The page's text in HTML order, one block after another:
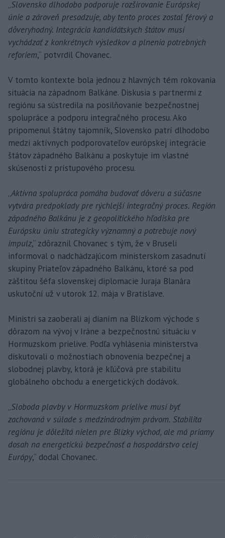
„Slovensko dlhodobo podporuje rozširovanie Európskej
únie a zároveň presadzuje, aby tento proces zostal férový a
dôveryhodný. Integrácia kandidátskych štátov musí
vychádzať z konkrétnych výsledkov a plnenia potrebných
reforiem,“ potvrdil Chovanec.
V tomto kontexte bola jednou z hlavných tém rokovania
situácia na západnom Balkáne. Diskusia s partnermi z
regiónu sa sústredila na posilňovanie bezpečnostnej
spolupráce a podporu integračného procesu. Ako
pripomenul štátny tajomník, Slovensko patrí dlhodobo
medzi aktívnych podporovateľov európskej integrácie
štátov západného Balkánu a poskytuje im vlastné
skúsenosti z prístupového procesu.
„Aktívna spolupráca pomáha budovať dôveru a súčasne
vytvára predpoklady pre rýchlejší integračný proces. Región
západného Balkánu je z geopolitického hľadiska pre
Európsku úniu strategicky významný a potrebuje nový
impulz,“ zdôraznil Chovanec s tým, že v Bruseli
informoval o nadchádzajúcom ministerskom zasadnutí
skupiny Priateľov západného Balkánu, ktoré sa pod
záštitou šéfa slovenskej diplomacie Juraja Blanára
uskutoční už v utorok 12. mája v Bratislave.
Ministri sa zaoberali aj dianím na Blízkom východe s
dôrazom na vývoj v Iráne a bezpečnostnú situáciu v
Hormuzskom prielive. Podľa vyhlásenia ministerstva
diskutovali o možnostiach obnovenia bezpečnej a
slobodnej plavby, ktorá je kľúčová pre stabilitu
globálneho obchodu a energetických dodávok.
„Sloboda plavby v Hormuzskom prielive musí byť
zachovaná v súlade s medzinárodným právom. Stabilita
regiónu je dôležitá nielen pre Blízky východ, ale má priamy
dosah na energetickú bezpečnosť a hospodárstvo celej
Európy,“ dodal Chovanec.